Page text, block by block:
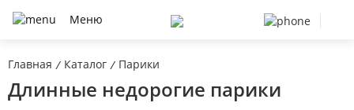
Меню
Главная / Каталог / Парики
Длинные недорогие парики